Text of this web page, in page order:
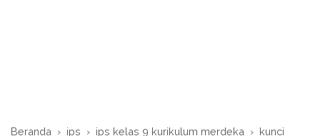
Beranda › ips › ips kelas 9 kurikulum merdeka › kunci